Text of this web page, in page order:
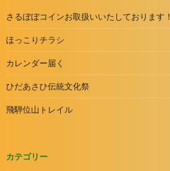
さるぼぼコインお取扱いいたしております！
ほっこりチラシ
カレンダー届く
ひだあさひ伝統文化祭
飛騨位山トレイル
カテゴリー